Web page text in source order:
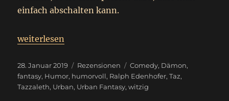
einfach abschalten kann.
„Tazzaleth
weiterlesen
Veröffentlicht
am
28. Januar 2019 Kategorien
Rezensionen Schlagwörter
Comedy, Dämon,
fantasy, Humor, humorvoll, Ralph Edenhofer,Taz,
Tazzaleth, Urban, Urban Fantasy,witzig